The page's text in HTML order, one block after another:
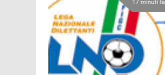
17 minuti fa